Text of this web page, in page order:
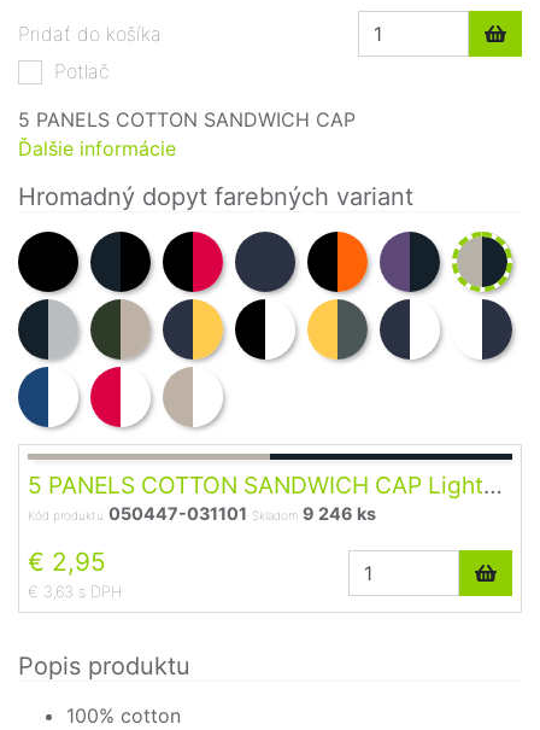
Pridať do košíka
Potlač
5 PANELS COTTON SANDWICH CAP
Ďalšie informácie
Hromadný dopyt farebných variant
5 PANELS COTTON SANDWICH CAP Light
Grey/Dark Grey U
Kód produktu 050447-031101 Skladom 9 246 ks
€ 2,95
€ 3,63 s DPH
Popis produktu
100% cotton